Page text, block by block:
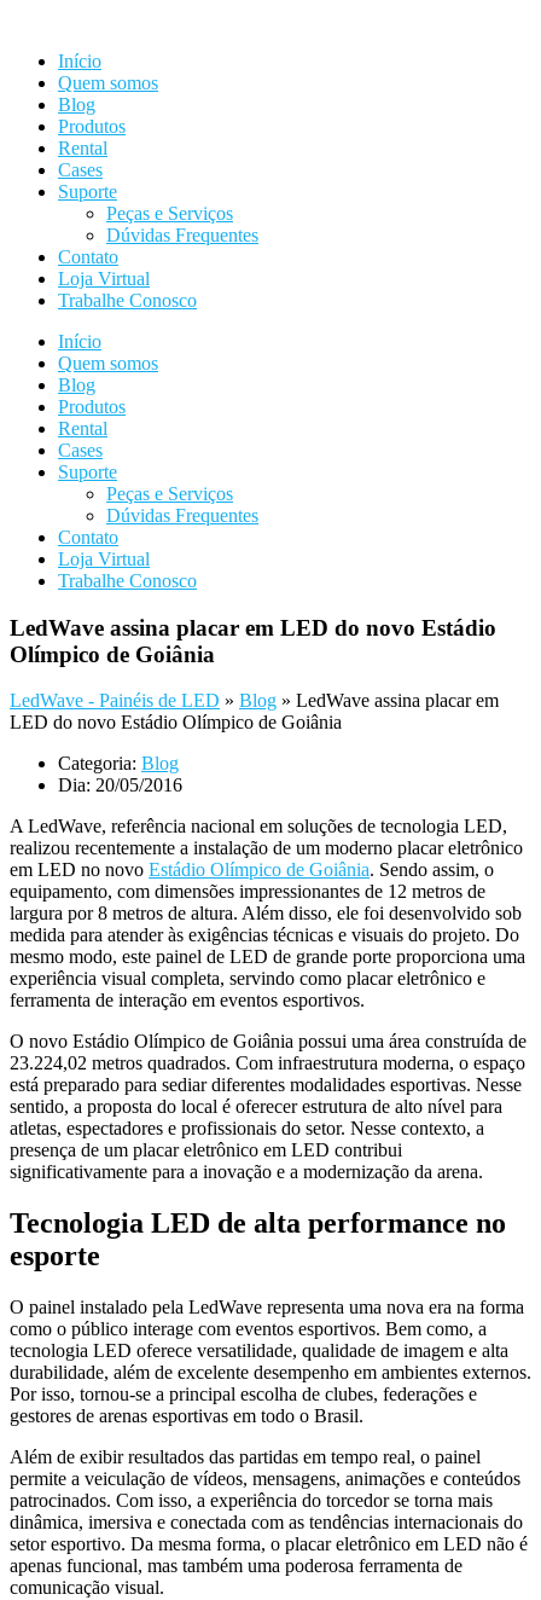
conteúdo
Início
Quem somos
Blog
Produtos
Rental
Cases
Suporte
Peças e Serviços
Dúvidas Frequentes
Contato
Loja Virtual
Trabalhe Conosco
Início
Quem somos
Blog
Produtos
Rental
Cases
Suporte
Peças e Serviços
Dúvidas Frequentes
Contato
Loja Virtual
Trabalhe Conosco
LedWave assina placar em LED do novo Estádio
Olímpico de Goiânia
LedWave - Painéis de LED » Blog » LedWave assina placar em
LED do novo Estádio Olímpico de Goiânia
Categoria: Blog
Dia: 20/05/2016
A LedWave, referência nacional em soluções de tecnologia LED,
realizou recentemente a instalação de um moderno placar eletrônico
em LED no novo Estádio Olímpico de Goiânia. Sendo assim, o
equipamento, com dimensões impressionantes de 12 metros de
largura por 8 metros de altura. Além disso, ele foi desenvolvido sob
medida para atender às exigências técnicas e visuais do projeto. Do
mesmo modo, este painel de LED de grande porte proporciona uma
experiência visual completa, servindo como placar eletrônico e
ferramenta de interação em eventos esportivos.
O novo Estádio Olímpico de Goiânia possui uma área construída de
23.224,02 metros quadrados. Com infraestrutura moderna, o espaço
está preparado para sediar diferentes modalidades esportivas. Nesse
sentido, a proposta do local é oferecer estrutura de alto nível para
atletas, espectadores e profissionais do setor. Nesse contexto, a
presença de um placar eletrônico em LED contribui
significativamente para a inovação e a modernização da arena.
Tecnologia LED de alta performance no
esporte
O painel instalado pela LedWave representa uma nova era na forma
como o público interage com eventos esportivos. Bem como, a
tecnologia LED oferece versatilidade, qualidade de imagem e alta
durabilidade, além de excelente desempenho em ambientes externos.
Por isso, tornou-se a principal escolha de clubes, federações e
gestores de arenas esportivas em todo o Brasil.
Além de exibir resultados das partidas em tempo real, o painel
permite a veiculação de vídeos, mensagens, animações e conteúdos
patrocinados. Com isso, a experiência do torcedor se torna mais
dinâmica, imersiva e conectada com as tendências internacionais do
setor esportivo. Da mesma forma, o placar eletrônico em LED não é
apenas funcional, mas também uma poderosa ferramenta de
comunicação visual.